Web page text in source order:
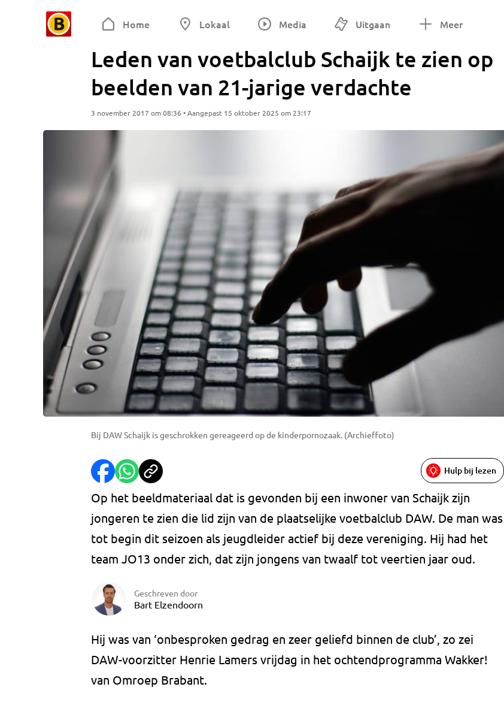
Home Lokaal Media Uitgaan Meer
Leden van voetbalclub Schaijk te zien op
beelden van 21-jarige verdachte
3 november 2017 om 08:36 • Aangepast 15 oktober 2025 om 23:17
Bij DAW Schaijk is geschrokken gereageerd op de kinderpornozaak. (Archieffoto)
Hulp bij lezen
Op het beeldmateriaal dat is gevonden bij een inwoner van Schaijk zijn
jongeren te zien die lid zijn van de plaatselijke voetbalclub DAW. De man was
tot begin dit seizoen als jeugdleider actief bij deze vereniging. Hij had het
team JO13 onder zich, dat zijn jongens van twaalf tot veertien jaar oud.
Geschreven door
Bart Elzendoorn
Hij was van ‘onbesproken gedrag en zeer geliefd binnen de club’, zo zei
DAW-voorzitter Henrie Lamers vrijdag in het ochtendprogramma Wakker!
van Omroep Brabant.